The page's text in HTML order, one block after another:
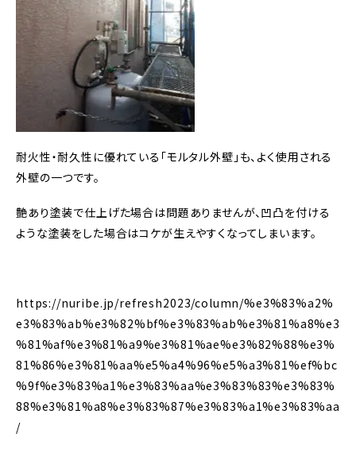
耐火性・耐久性に優れている「モルタル外壁」も、よく使用される
外壁の一つです。
艶あり塗装で仕上げた場合は問題ありませんが、凹凸を付ける
ような塗装をした場合はコケが生えやすくなってしまいます。
https://nuribe.jp/refresh2023/column/%e3%83%a2%
e3%83%ab%e3%82%bf%e3%83%ab%e3%81%a8%e3
%81%af%e3%81%a9%e3%81%ae%e3%82%88%e3%
81%86%e3%81%aa%e5%a4%96%e5%a3%81%ef%bc
%9f%e3%83%a1%e3%83%aa%e3%83%83%e3%83%
88%e3%81%a8%e3%83%87%e3%83%a1%e3%83%aa
/